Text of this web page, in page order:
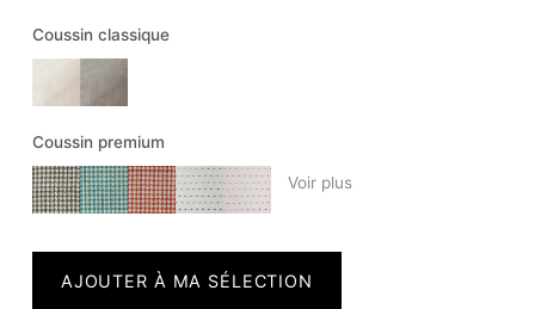
Coussin classique
Coussin premium
Voir plus
AJOUTER À MA SÉLECTION